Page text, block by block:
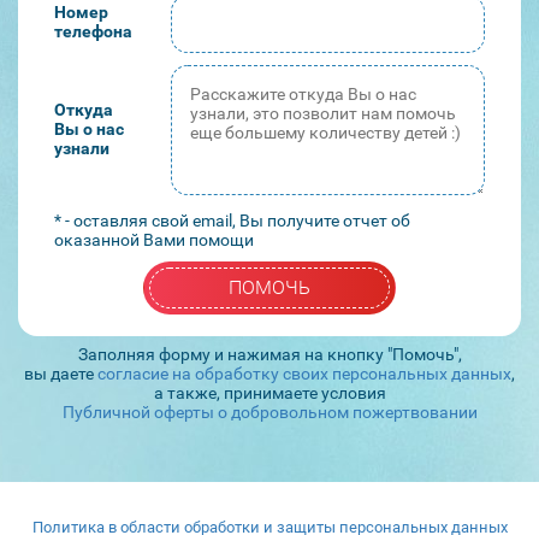
Номер
телефона
Откуда
Вы о нас
узнали
* - оставляя свой email, Вы получите отчет об
оказанной Вами помощи
ПОМОЧЬ
Заполняя форму и нажимая на кнопку "Помочь",
вы даетесогласие на обработку своих персональных данных,
а также, принимаете условия
Публичной оферты о добровольном пожертвовании
Политика в области обработки и защиты персональных данных